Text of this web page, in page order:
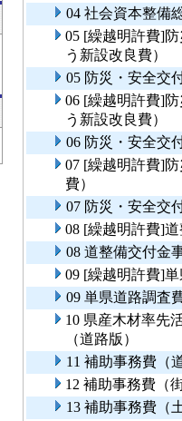
04 社会資本整備
05 [繰越明許費]
う新設改良費）
05 防災・安全交
06 [繰越明許費]
う新設改良費）
06 防災・安全交
07 [繰越明許費]
費）
07 防災・安全交
08 [繰越明許費]
08 道整備交付金
09 [繰越明許費]
09 単県道路調査
10 県産木材率先
（道路版）
11 補助事務費（
12 補助事務費（
13 補助事務費（